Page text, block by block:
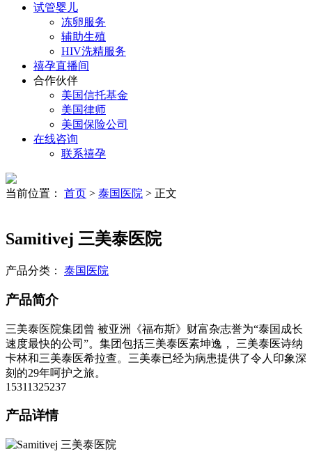
试管婴儿
冻卵服务
辅助生殖
HIV洗精服务
禧孕直播间
合作伙伴
美国信托基金
美国律师
美国保险公司
在线咨询
联系禧孕
当前位置： 首页 > 泰国医院 > 正文
Samitivej 三美泰医院
产品分类： 泰国医院
产品简介
三美泰医院集团曾 被亚洲《福布斯》财富杂志誉为“泰国成长
速度最快的公司”。集团包括三美泰医素坤逸， 三美泰医诗纳
卡林和三美泰医希拉查。三美泰已经为病患提供了令人印象深
刻的29年呵护之旅。
15311325237
产品详情